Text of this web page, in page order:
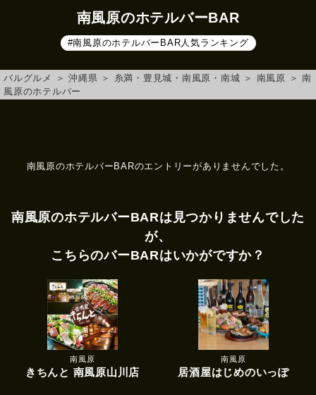
南風原のホテルバーBAR
#南風原のホテルバーBAR人気ランキング
バルグルメ ＞ 沖縄県 ＞ 糸満・豊見城・南風原・南城 ＞ 南風原 ＞ 南
風原のホテルバー
南風原のホテルバーBARのエントリーがありませんでした。
南風原のホテルバーBARは見つかりませんでした
が、
こちらのバーBARはいかがですか？
南風原
きちんと 南風原山川店
南風原
居酒屋はじめのいっぽ